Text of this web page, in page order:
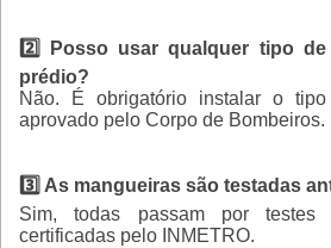
2️⃣ Posso usar qualquer tipo
prédio?
Não. É obrigatório instalar o
aprovado pelo Corpo de Bombeiros.
3️⃣ As mangueiras são testadas
Sim, todas passam por
certificadas pelo INMETRO.